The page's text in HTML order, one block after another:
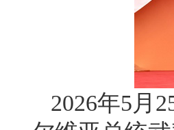
2026年5月